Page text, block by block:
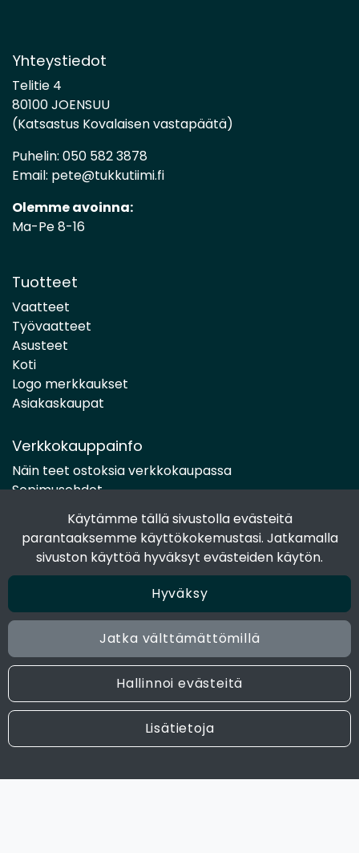
Käytämme tällä sivustolla evästeitä
parantaaksemme käyttökokemustasi. Jatkamalla
sivuston käyttöä hyväksyt evästeiden käytön.
Hyväksy
Jatka välttämättömillä
Hallinnoi evästeitä
Lisätietoja
Yhteystiedot
Telitie 4
80100 JOENSUU
(Katsastus Kovalaisen vastapäätä)
Puhelin: 050 582 3878
Email: pete@tukkutiimi.fi
Olemme avoinna:
Ma-Pe 8-16
Tuotteet
Vaatteet
Työvaatteet
Asusteet
Koti
Logo merkkaukset
Asiakaskaupat
Verkkokauppainfo
Näin teet ostoksia verkkokaupassa
Sopimusehdot
Toimitustavat
Maksutavat
Tietosuojaseloste
Seuraa sosiaalisessa mediassa
Facebook
Instagram
© 2024 Joen Tukkutiimi. All rights reserved. Site by